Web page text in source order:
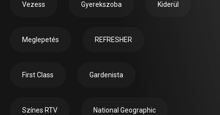
Vezess Gyerekszoba Kiderül
Meglepetés REFRESHER
First Class Gardenista
Színes RTV National Geographic